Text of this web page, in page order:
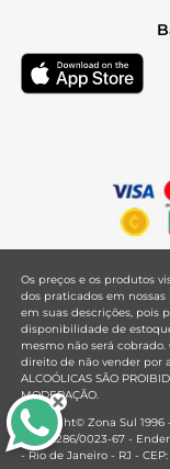
Os preços e os produtos
dos praticados em nossas
em suas descrições, pois
disponibilidade de
mesmo não será
direito de não vender por
ALCOÓLICAS SÃO
MODERAÇÃO.
Copyright© Zona Sul 1996
33.381.286/0023-67 -
- Rio de Janeiro - RJ - CEP: